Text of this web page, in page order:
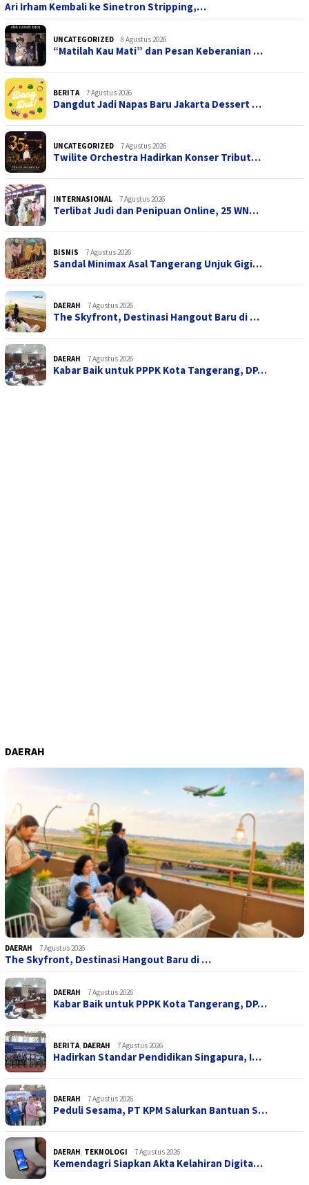
Ari Irham Kembali ke Sinetron Stripping,…
UNCATEGORIZED 8 Agustus 2026
“Matilah Kau Mati” dan Pesan Keberanian …
BERITA 7 Agustus 2026
Dangdut Jadi Napas Baru Jakarta Dessert …
UNCATEGORIZED 7 Agustus 2026
Twilite Orchestra Hadirkan Konser Tribut…
INTERNASIONAL 7 Agustus 2026
Terlibat Judi dan Penipuan Online, 25 WN…
BISNIS 7 Agustus 2026
Sandal Minimax Asal Tangerang Unjuk Gigi…
DAERAH 7 Agustus 2026
The Skyfront, Destinasi Hangout Baru di …
DAERAH 7 Agustus 2026
Kabar Baik untuk PPPK Kota Tangerang, DP…
DAERAH
DAERAH 7 Agustus 2026
The Skyfront, Destinasi Hangout Baru di …
DAERAH 7 Agustus 2026
Kabar Baik untuk PPPK Kota Tangerang, DP…
BERITA, DAERAH 7 Agustus 2026
Hadirkan Standar Pendidikan Singapura, I…
DAERAH 7 Agustus 2026
Peduli Sesama, PT KPM Salurkan Bantuan S…
DAERAH, TEKNOLOGI 7 Agustus 2026
Kemendagri Siapkan Akta Kelahiran Digita…